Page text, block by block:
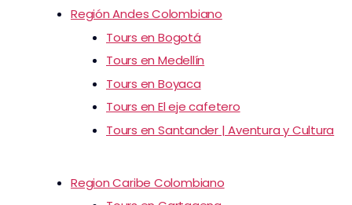
Región Andes Colombiano
Tours en Bogotá
Tours en Medellín
Tours en Boyaca
Tours en El eje cafetero
Tours en Santander | Aventura y Cultura
Region Caribe Colombiano